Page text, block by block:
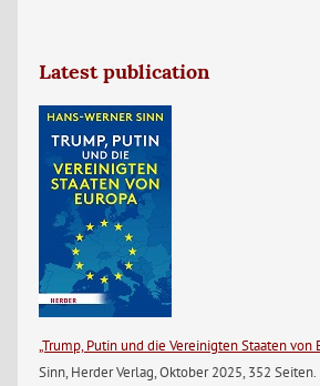
Latest publication
„Trump, Putin und die Vereinigten Staaten von
Sinn, Herder Verlag, Oktober 2025, 352 Seiten.